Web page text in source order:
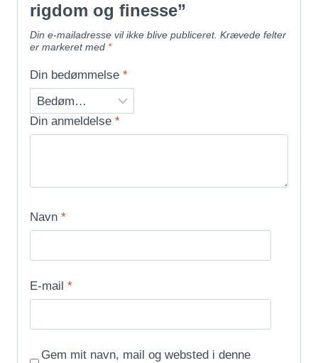
rigdom og finesse”
Din e-mailadresse vil ikke blive publiceret. Krævede felter
er markeret med *
Din bedømmelse *
Din anmeldelse *
Navn *
E-mail *
Gem mit navn, mail og websted i denne